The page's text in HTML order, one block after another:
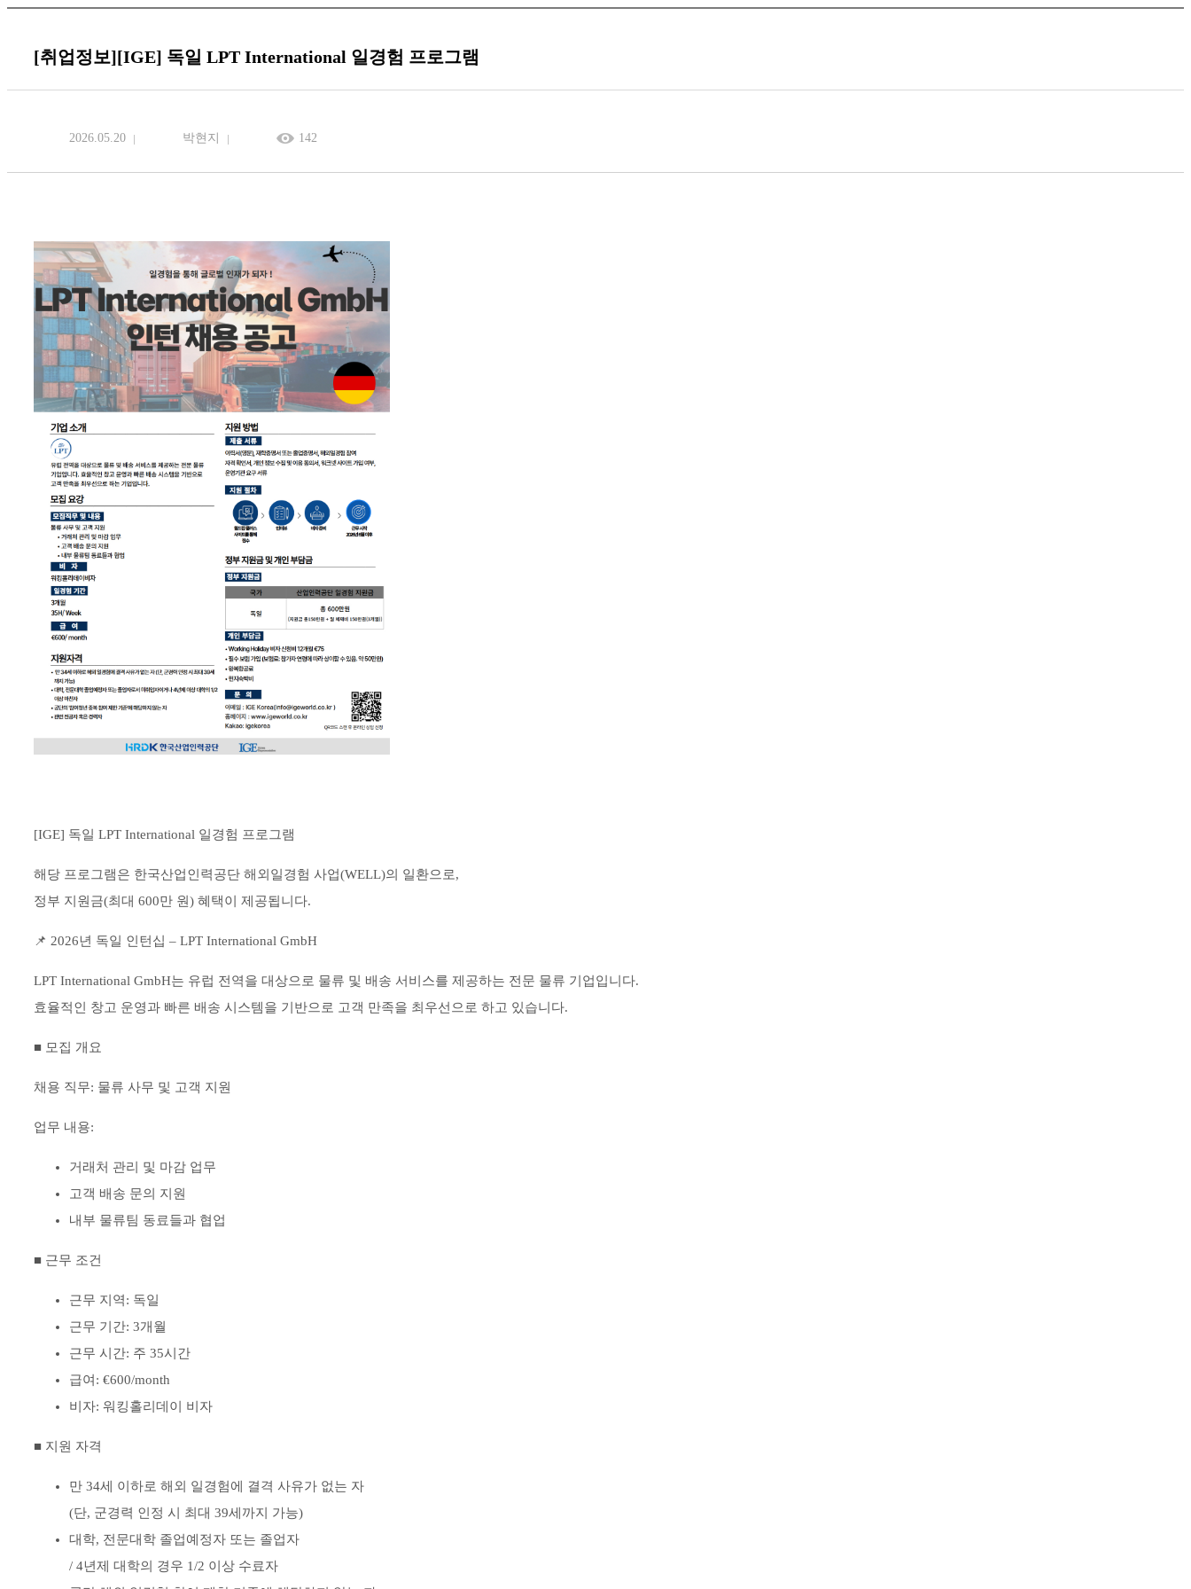
[취업정보][IGE] 독일 LPT International 일경험 프로그램
2026.05.20 박현지 142
[IGE] 독일 LPT International 일경험 프로그램
해당 프로그램은 한국산업인력공단 해외일경험 사업(WELL)의 일환으로,
정부 지원금(최대 600만 원) 혜택이 제공됩니다.
📌 2026년 독일 인턴십 – LPT International GmbH
LPT International GmbH는 유럽 전역을 대상으로 물류 및 배송 서비스를 제공하는 전문 물류 기업입니다.
효율적인 창고 운영과 빠른 배송 시스템을 기반으로 고객 만족을 최우선으로 하고 있습니다.
■ 모집 개요
채용 직무: 물류 사무 및 고객 지원
업무 내용:
거래처 관리 및 마감 업무
고객 배송 문의 지원
내부 물류팀 동료들과 협업
■ 근무 조건
근무 지역: 독일
근무 기간: 3개월
근무 시간: 주 35시간
급여: €600/month
비자: 워킹홀리데이 비자
■ 지원 자격
만 34세 이하로 해외 일경험에 결격 사유가 없는 자
(단, 군경력 인정 시 최대 39세까지 가능)
대학, 전문대학 졸업예정자 또는 졸업자
/ 4년제 대학의 경우 1/2 이상 수료자